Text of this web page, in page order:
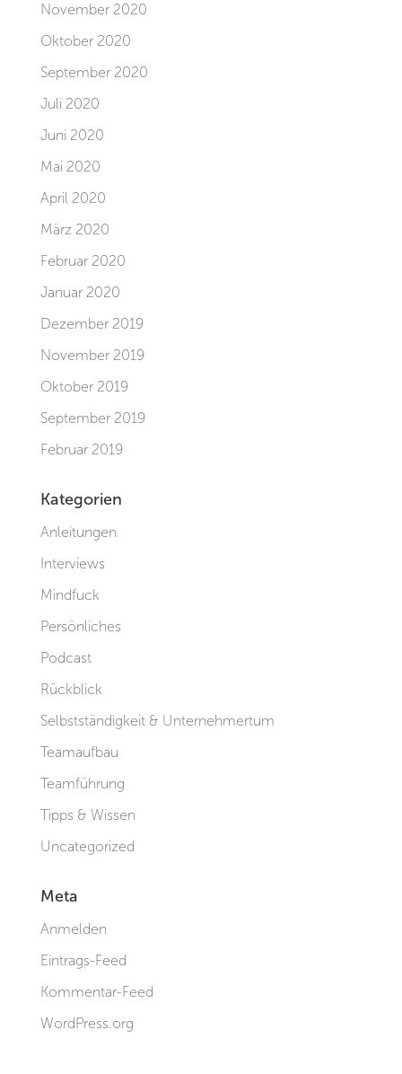
November 2020
Oktober 2020
September 2020
Juli 2020
Juni 2020
Mai 2020
April 2020
März 2020
Februar 2020
Januar 2020
Dezember 2019
November 2019
Oktober 2019
September 2019
Februar 2019
Kategorien
Anleitungen
Interviews
Mindfuck
Persönliches
Podcast
Rückblick
Selbstständigkeit & Unternehmertum
Teamaufbau
Teamführung
Tipps & Wissen
Uncategorized
Meta
Anmelden
Eintrags-Feed
Kommentar-Feed
WordPress.org